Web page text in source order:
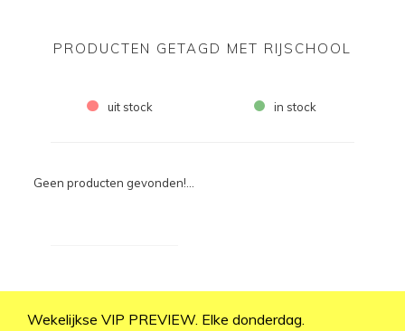
PRODUCTEN GETAGD MET RIJSCHOOL
uit stock in stock
Geen producten gevonden!...
Wekelijkse VIP PREVIEW. Elke donderdag.